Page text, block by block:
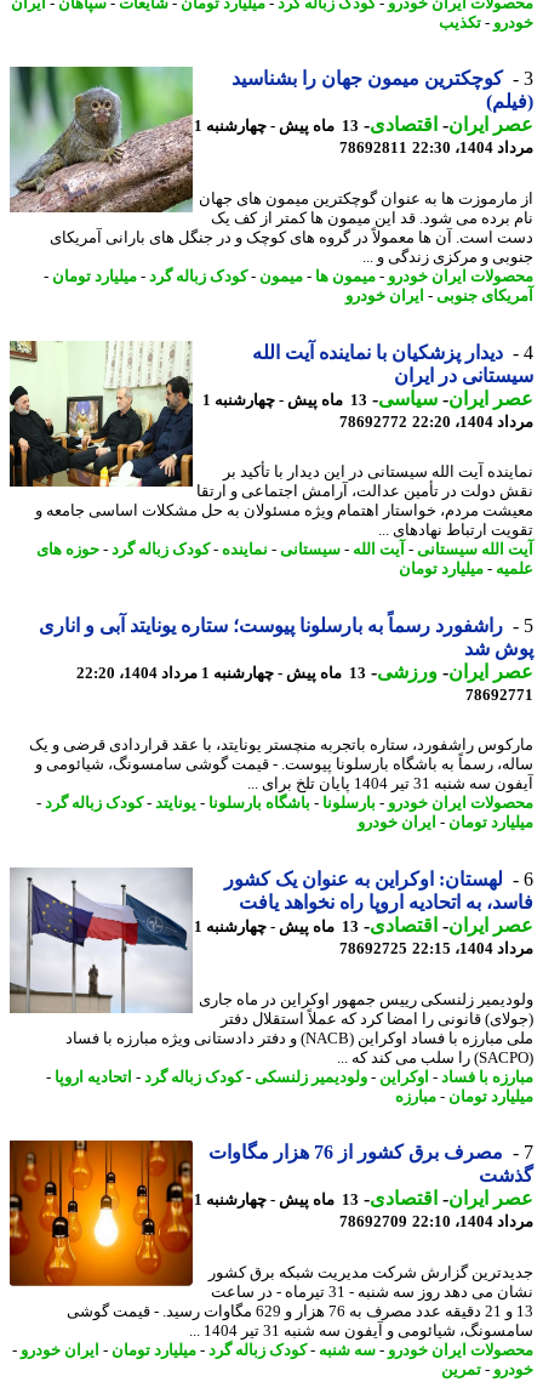
ایران خودرو-کودک زباله گرد-میلیارد تومان-شایعات-سپاهان-ایران
-تکذیب
کوچکترین میمون جهان را بشناسید
ایران- اقتصادی-
13 ماه پیش - چهارشنبه 1
22:30
78692811
ها به عنوان گوچکترین میمون های جهان
برده می شود. قد این میمون ها کمتر از کف یک
است. آن ها معمولاً در گروه های کوچک و در جنگل های بارانی آمریکای
و مرکزی زندگی و ...
ایران خودرو-میمون ها- میمون-کودک زباله گرد-میلیارد تومان-
جنوبی-ایران خودرو
دیدار پزشکیان با نماینده آیت الله
در ایران
ایران- سیاسی-
13 ماه پیش - چهارشنبه 1
22:20
78692772
آیت الله سیستانی در این دیدار با تأکید بر
دولت در تأمین عدالت، آرامش اجتماعی و ارتقا
مردم، خواستار اهتمام ویژه مسئولان به حل مشکلات اساسی جامعه و
ارتباط نهادهای ...
الله سیستانی-آیت الله-سیستانی-نماینده-کودک زباله گرد-حوزه های
-میلیارد تومان
راشفورد رسماً به بارسلونا پیوست؛ ستاره یونایتد آبی و اناری
شد
ایران- ورزشی-13 ماه پیش - چهارشنبه 1 مرداد 1404، 22:20
راشفورد، ستاره باتجربه منچستر یونایتد، با عقد قراردادی قرضی و یک
رسماً به باشگاه بارسلونا پیوست. - قیمت گوشی سامسونگ، شیائومی و
31 تیر 1404 پایان تلخ برای ...
ایران خودرو-بارسلونا-باشگاه بارسلونا-یونایتد-کودک زباله گرد-
تومان-ایران خودرو
لهستان: اوکراین به عنوان یک کشور
به اتحادیه اروپا راه نخواهد یافت
ایران- اقتصادی-
13 ماه پیش - چهارشنبه 1
22:15
78692725
زلنسکی رییس جمهور اوکراین در ماه جاری
قانونی را امضا کرد که عملاً استقلال دفتر
ملی مبارزه با فساد اوکراین (NACB) و دفتر دادستانی ویژه مبارزه با فساد
با فساد-اوکراین- ولودیمیر زلنسکی-کودک زباله گرد-اتحادیه اروپا -
تومان-مبارزه
مصرف برق کشور از 76 هزار مگاوات
ایران- اقتصادی-
13 ماه پیش - چهارشنبه 1
22:10
78692709
گزارش شرکت مدیریت شبکه برق کشور
نشان می دهد روز سه شنبه - 31 تیرماه - در ساعت
13 و 21 دقیقه عدد مصرف به 76 هزار و 629 مگاوات رسید. - قیمت گوشی
شیائومی و آیفون سه شنبه 31 تیر 1404 ...
ایران خودرو-سه شنبه-کودک زباله گرد-میلیارد تومان-ایران خودرو-
-تمرین